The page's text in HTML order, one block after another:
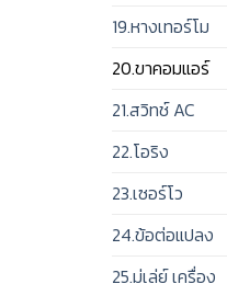
19.หางเทอร์โม
20.ขาคอมแอร์
21.สวิทช์ AC
22.โอริง
23.เซอร์โว
24.ข้อต่อแปลง
25.มู่เล่ย์ เครื่อง